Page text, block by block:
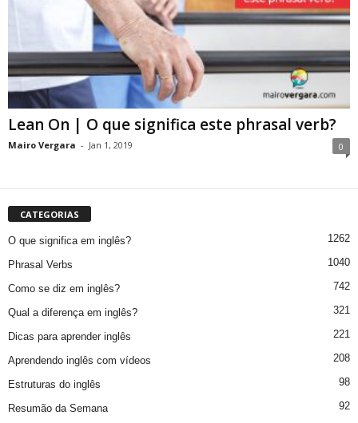
Lean On | O que significa este phrasal verb?
Mairo Vergara - Jan 1, 2019 0
CATEGORIAS
O que significa em inglês? 1262
Phrasal Verbs 1040
Como se diz em inglês? 742
Qual a diferença em inglês? 321
Dicas para aprender inglês 221
Aprendendo inglês com vídeos 208
Estruturas do inglês 98
Resumão da Semana 92